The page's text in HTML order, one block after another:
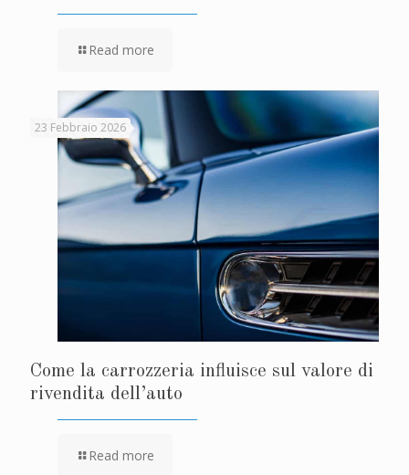
Read more
23 Febbraio 2026
Come la carrozzeria influisce sul valore di
rivendita dell’auto
Read more